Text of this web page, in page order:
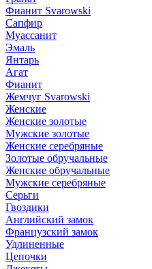
Фианит Svarowski
Сапфир
Муассанит
Эмаль
Янтарь
Агат
Фианит
Жемчуг Svarowski
Женские
Женские золотые
Мужские золотые
Женские серебряные
Золотые обручальные
Женские обручальные
Мужские серебряные
Серьги
Гвоздики
Английский замок
Французский замок
Удлиненные
Цепочки